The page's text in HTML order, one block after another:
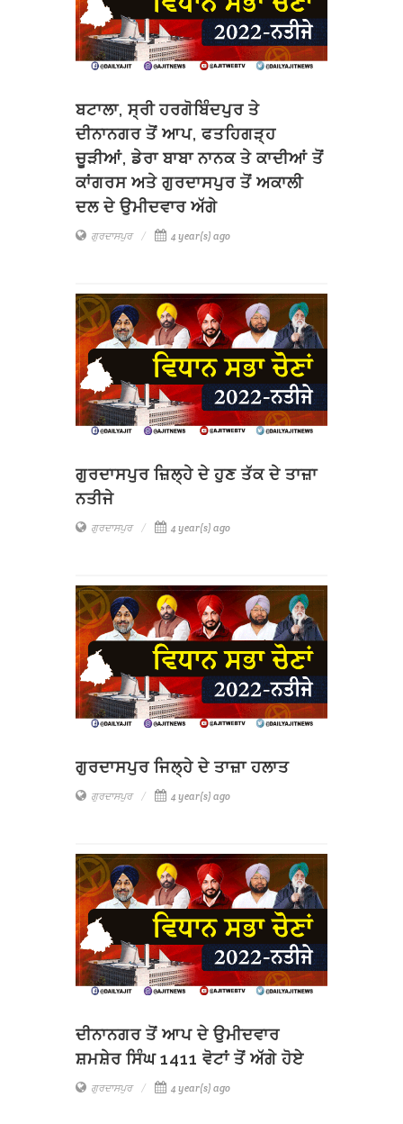
ਬਟਾਲਾ, ਸ੍ਰੀ ਹਰਗੋਬਿੰਦਪੁਰ ਤੇ
ਦੀਨਾਨਗਰ ਤੋਂ ਆਪ, ਫਤਹਿਗੜ੍ਹ
ਚੂੜੀਆਂ, ਡੇਰਾ ਬਾਬਾ ਨਾਨਕ ਤੇ ਕਾਦੀਆਂ ਤੋਂ
ਕਾਂਗਰਸ ਅਤੇ ਗੁਰਦਾਸਪੁਰ ਤੋਂ ਅਕਾਲੀ
ਦਲ ਦੇ ਉਮੀਦਵਾਰ ਅੱਗੇ
ਗੁਰਦਾਸਪੁਰ 4 year(s) ago
ਗੁਰਦਾਸਪੁਰ ਜ਼ਿਲ੍ਹੇ ਦੇ ਹੁਣ ਤੱਕ ਦੇ ਤਾਜ਼ਾ
ਨਤੀਜੇ
ਗੁਰਦਾਸਪੁਰ 4 year(s) ago
ਗੁਰਦਾਸਪੁਰ ਜਿਲ੍ਹੇ ਦੇ ਤਾਜ਼ਾ ਹਲਾਤ
ਗੁਰਦਾਸਪੁਰ 4 year(s) ago
ਦੀਨਾਨਗਰ ਤੋਂ ਆਪ ਦੇ ਉਮੀਦਵਾਰ
ਸ਼ਮਸ਼ੇਰ ਸਿੰਘ 1411 ਵੋਟਾਂ ਤੋਂ ਅੱਗੇ ਹੋਏ
ਗੁਰਦਾਸਪੁਰ 4 year(s) ago